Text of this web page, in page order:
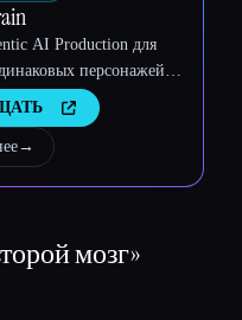
AI Production для
персонажей,
и видео
→
мозг»